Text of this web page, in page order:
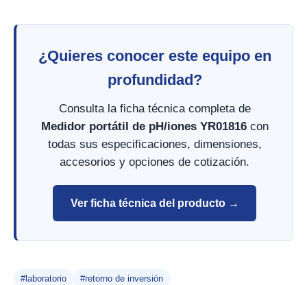
¿Quieres conocer este equipo en
profundidad?
Consulta la ficha técnica completa de
Medidor portátil de pH/iones YR01816con
todas sus especificaciones, dimensiones,
accesorios y opciones de cotización.
Ver ficha técnica del producto →
#laboratorio
#retorno de inversión